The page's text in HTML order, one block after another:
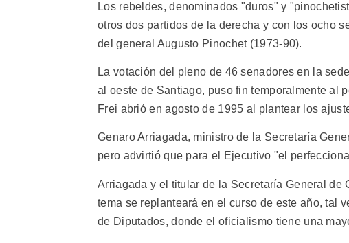
Los rebeldes, denominados "duros" y
otros dos partidos de la derecha y con los ocho
del general Augusto Pinochet (1973-90).
La votación del pleno de 46 senadores en la
al oeste de Santiago, puso fin temporalmente al
Frei abrió en agosto de 1995 al plantear los
Genaro Arriagada, ministro de la Secretaría
pero advirtió que para el Ejecutivo "el
Arriagada y el titular de la Secretaría General de
tema se replanteará en el curso de este año, tal
de Diputados, donde el oficialismo tiene una